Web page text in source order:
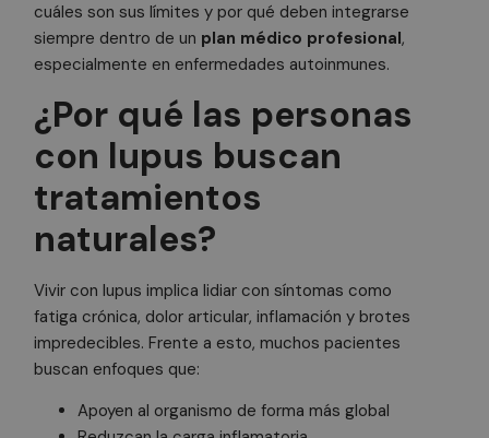
cuáles son sus límites y por qué deben integrarse
siempre dentro de un plan médico profesional,
especialmente en enfermedades autoinmunes.
¿Por qué las personas
con lupus buscan
tratamientos
naturales?
Vivir con lupus implica lidiar con síntomas como
fatiga crónica, dolor articular, inflamación y brotes
impredecibles. Frente a esto, muchos pacientes
buscan enfoques que:
Apoyen al organismo de forma más global